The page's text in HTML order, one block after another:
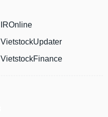
IROnline
VietstockUpdater
VietstockFinance